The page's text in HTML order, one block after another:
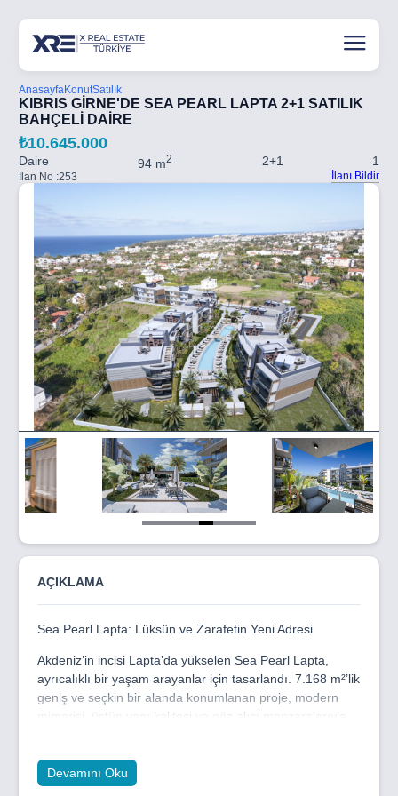
AnasayfaKonutSatılık
KIBRIS GİRNE'DE SEA PEARL LAPTA 2+1 SATILIK
BAHÇELİ DAİRE
₺10.645.000
Daire 94 m2 2+1 1
İlan No :253 İlanı Bildir
5
of
AÇIKLAMA
Sea Pearl Lapta: Lüksün ve Zarafetin Yeni Adresi
Akdeniz’in incisi Lapta’da yükselen Sea Pearl Lapta,
ayrıcalıklı bir yaşam arayanlar için tasarlandı. 7.168 m²’lik
geniş ve seçkin bir alanda konumlanan proje, modern
mimarisi, üstün yapı kalitesi ve göz alıcı manzaralarıyla
yeşil alanlarıyla, doğayla iç içe huzurlu ve elit bir atmosfer
sizi bekliyor.
Devamını Oku